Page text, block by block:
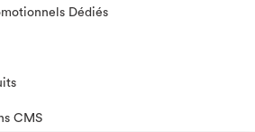
Dédiés
CMS